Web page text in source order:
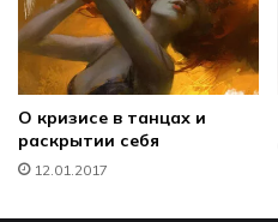
О кризисе в танцах и
раскрытии себя
12.01.2017